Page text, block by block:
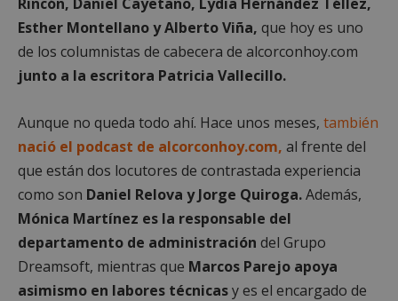
Esther Montellano y Alberto Viña, que hoy es uno
de los columnistas de cabecera de alcorconhoy.com
junto a la escritora Patricia Vallecillo.
Aunque no queda todo ahí. Hace unos meses, también
nació el podcast de alcorconhoy.com, al frente del
que están dos locutores de contrastada experiencia
como son Daniel Relova y Jorge Quiroga.Además,
Mónica Martínez es la responsable del
departamento de administración del Grupo
Dreamsoft, mientras que Marcos Parejo apoya
asimismo en labores técnicasy es el encargado de
Cookies estrictamente necesarias
Cookies de rendimiento
Cookies de preferencias
Cookies de funcionalidad
Las cookies estrictamente necesarias permiten la
funcionalidad principal del sitio web, como el
inicio de sesión de usuario y la gestión de cuentas.
El sitio web no se puede utilizar correctamente sin
las cookies estrictamente necesarias.
Proveedor
Dominio
PHPSESSID
PHP.net
alcorconhoy.com